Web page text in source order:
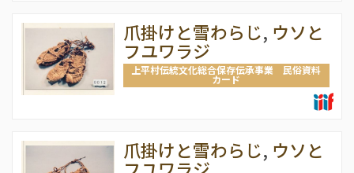
爪掛けと雪わらじ, ウソと
フユワラジ
上平村伝統文化総合保存伝承事業 民俗資料
カード
爪掛けと雪わらじ, ウソと